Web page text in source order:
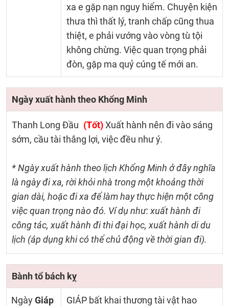
xa e gặp nạn nguy hiểm. Chuyện kiện
thưa thì thất lý, tranh chấp cũng thua
thiệt, e phải vướng vào vòng tù tội
không chừng. Việc quan trọng phải
đòn, gặp ma quỷ cúng tế mới an.
Ngày xuất hành theo Khổng Minh
Thanh Long Đầu (Tốt)Xuất hành nên đi vào sáng
sớm, cầu tài thắng lợi, việc đều như ý.
* Ngày xuất hành theo lịch Khổng Minh ở đây nghĩa
là ngày đi xa, rời khỏi nhà trong một khoảng thời
gian dài, hoặc đi xa để làm hay thực hiện một công
việc quan trọng nào đó. Ví dụ như: xuất hành đi
công tác, xuất hành đi thi đại học, xuất hành di du
lịch (áp dụng khi có thể chủ động về thời gian đi).
Bành tổ bách kỵ
NgàyGiáp
GIÁP bất khai thương tài vật hao